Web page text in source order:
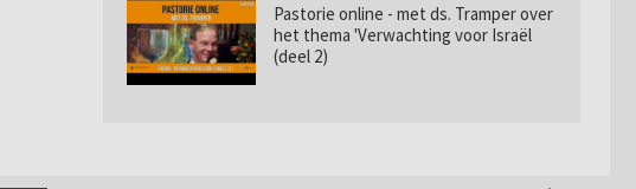
Pastorie online - met ds. Tramper over
het thema 'Verwachting voor Israël
(deel 2)